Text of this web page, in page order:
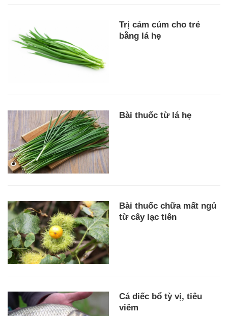
Trị cảm cúm cho trẻ
bằng lá hẹ
Bài thuốc từ lá hẹ
Bài thuốc chữa mất ngủ
từ cây lạc tiên
Cá diếc bổ tỳ vị, tiêu
viêm